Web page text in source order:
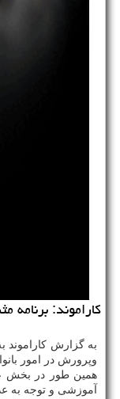
کاراموند: برنامه مثبت آموزش سه شنبه 8 خرداد میزبان مدیرکل امور
به گزارش کاراموند
وپرورش در امور
آموزشی و توجه به